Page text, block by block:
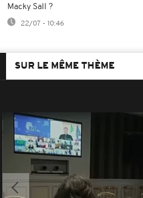
Macky Sall ?
22/07 - 10:46
SUR LE MÊME THÈME